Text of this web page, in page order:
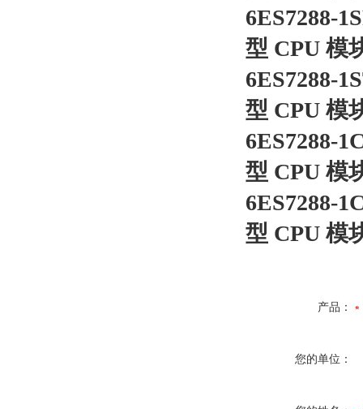
6ES7288-
型 CPU 模
6ES7288-
型 CPU 模
6ES7288-
型 CPU 模
6ES7288-
型 CPU 模
产品：
您的单位：